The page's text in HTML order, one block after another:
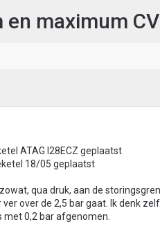
maximum
ATAG I28ECZ geplaatst
18/05 geplaatst
qua druk, aan de
over de 2,5 bar gaat. Ik denk
0,2 bar afgenomen.